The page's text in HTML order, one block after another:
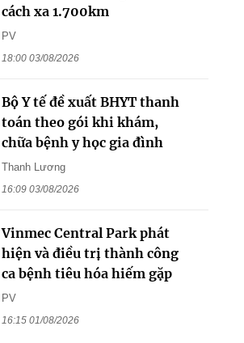
cách xa 1.700km
PV
18:00 03/08/2026
Bộ Y tế đề xuất BHYT thanh
toán theo gói khi khám,
chữa bệnh y học gia đình
Thanh Lương
16:09 03/08/2026
Vinmec Central Park phát
hiện và điều trị thành công
ca bệnh tiêu hóa hiếm gặp
PV
16:15 01/08/2026